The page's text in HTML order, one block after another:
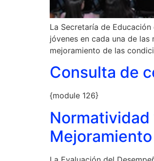
La Secretaría de
jóvenes en cada una de
mejoramiento de las
Consulta de
{module 126}
Normatividad